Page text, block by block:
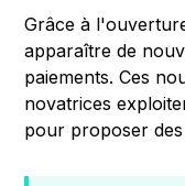
Grâce à
apparaître de
paiements. Ces
novatrices
pour proposer